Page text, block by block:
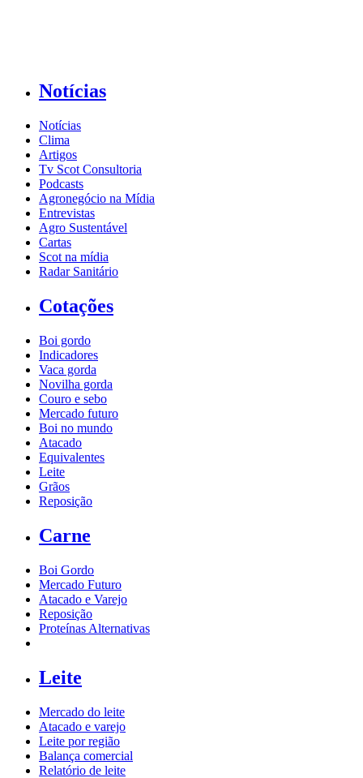
Notícias
Notícias
Clima
Artigos
Tv Scot Consultoria
Podcasts
Agronegócio na Mídia
Entrevistas
Agro Sustentável
Cartas
Scot na mídia
Radar Sanitário
Cotações
Boi gordo
Indicadores
Vaca gorda
Novilha gorda
Couro e sebo
Mercado futuro
Boi no mundo
Atacado
Equivalentes
Leite
Grãos
Reposição
Carne
Boi Gordo
Mercado Futuro
Atacado e Varejo
Reposição
Proteínas Alternativas
Leite
Mercado do leite
Atacado e varejo
Leite por região
Balança comercial
Relatório de leite